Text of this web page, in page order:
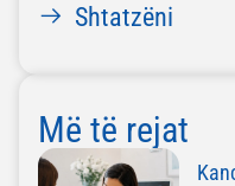
Shtatzëni
Më të rejat